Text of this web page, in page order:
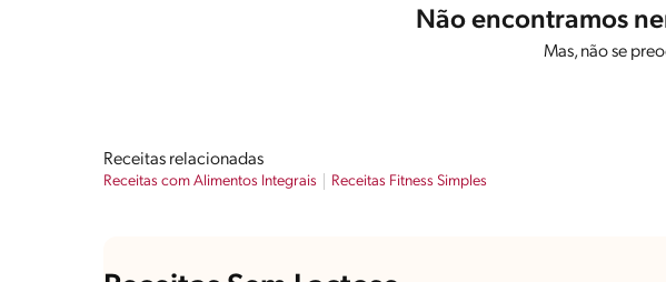
Não encontramos
Mas, não se
Receitas relacionadas
Receitas com Alimentos Integrais Receitas Fitness Simples